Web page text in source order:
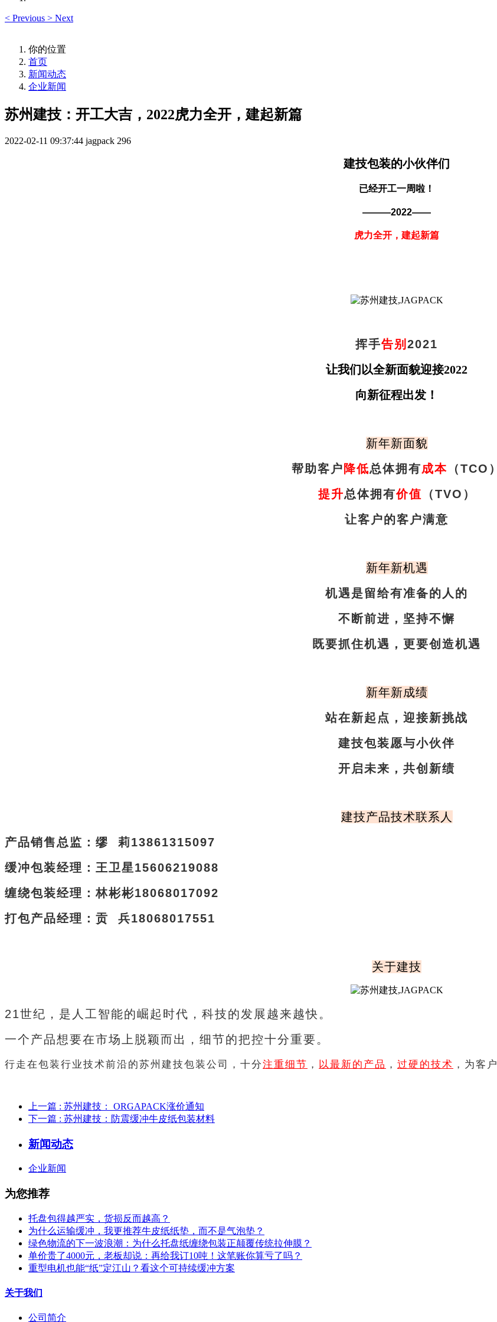
< Previous > Next
你的位置
首页
新闻动态
企业新闻
苏州建技：开工大吉，2022虎力全开，建起新篇
2022-02-11 09:37:44 jagpack 296
建技包装的小伙伴们
已经开工一周啦！
———2022——
虎力全开，建起新篇
挥手告别 2021
让我们以全新面貌迎接2022
向新征程出发 ！
新年新面貌
帮助客户 降低总体拥有成本 （TCO）
提升总体拥有价值 （TVO）
让客户的客户满意
新年新机遇
机遇是留给有准备的人的
不断前进，坚持不懈
既要抓住机遇，更要创造机遇
新年新成绩
站在新起点，迎接新挑战
建技包装愿与小伙伴
开启未来，共创新绩
建技产品技术联系人
产品销售总监：缪 莉13861315097
缓冲包装经理：王卫星15606219088
缠绕包装经理：林彬彬18068017092
打包产品经理：贡 兵18068017551
关于建技
21世纪，是人工智能的崛起时代，科技的发展越来越快。
一个产品想要在市场上脱颖而出，细节的把控十分重要。
行走在包装行业技术前沿的苏州建技包装公司，十分注重细节 ， 以最新的产品 ， 过硬的技术 ，为客户
上一篇 : 苏州建技： ORGAPACK涨价通知
下一篇 : 苏州建技：防震缓冲牛皮纸包装材料
新闻动态
企业新闻
为您推荐
托盘包得越严实，货损反而越高？
为什么运输缓冲，我更推荐牛皮纸纸垫，而不是气泡垫？
绿色物流的下一波浪潮：为什么托盘纸缠绕包装正颠覆传统拉伸膜？
单价贵了4000元，老板却说：再给我订10吨！这笔账你算亏了吗？
重型电机也能“纸”定江山？看这个可持续缓冲方案
关于我们
公司简介